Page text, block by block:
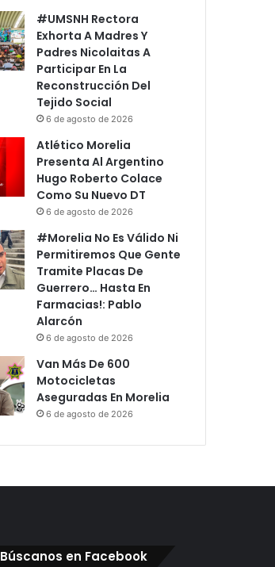
#UMSNH Rectora
Exhorta A Madres Y
Padres Nicolaitas A
Participar En La
Reconstrucción Del
Tejido Social
6 de agosto de 2026
Atlético Morelia
Presenta Al Argentino
Hugo Roberto Colace
Como Su Nuevo DT
6 de agosto de 2026
#Morelia No Es Válido Ni
Permitiremos Que Gente
Tramite Placas De
Guerrero… Hasta En
Farmacias!: Pablo
Alarcón
6 de agosto de 2026
Van Más De 600
Motocicletas
Aseguradas En Morelia
6 de agosto de 2026
Búscanos en Facebook